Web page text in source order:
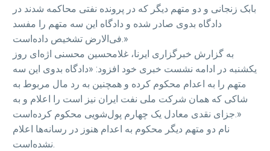
بابک زنجانی و دو متهم دیگر که در پرونده نفتی محاکمه شدند در
دادگاه بدوی صادر شده و دادگاه این سه متهم را مفسد
فی‌الارض تشخیص داده‌است.»
به گزارش خبرگزاری ایرنا، غلامحسین محسنی اژه‌ای روز
یکشنبه در ادامه نشست خبری خود افزود: «دادگاه بدوی این سه
متهم را به اعدام محکوم کرده و همچنین به رد مال مربوط به
شاکی که همان شرکت ملی نفت ایران نیز است را اعلام و به
جزای نقدی معادل یک چهارم پول‌شویی محکوم کرده‌است.»
نام دو متهم دیگر محکوم به اعدام هنوز در رسانه‌ها اعلام